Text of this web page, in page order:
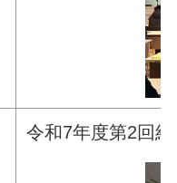
令和7年度第2回